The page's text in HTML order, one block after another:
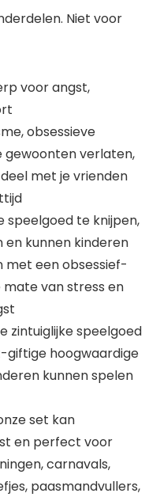
Niet voor
voor angst,
obsessieve
gewoonten verlaten,
met je vrienden
speelgoed te knijpen,
kunnen kinderen
met een obsessief-
van stress en
zintuiglijke speelgoed
giftige hoogwaardige
kunnen spelen
set kan
en perfect voor
carnavals,
paasmandvullers,